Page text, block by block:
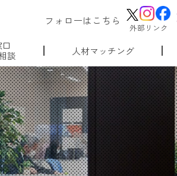
フォローはこちら
外部リンク
談
人材マッチング